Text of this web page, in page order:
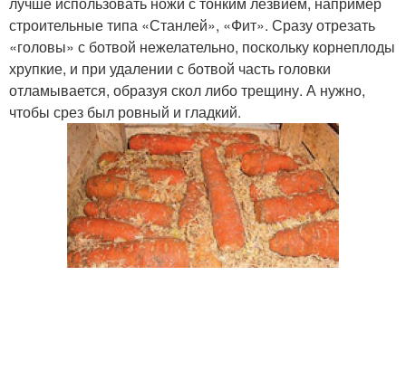
строительные типа «Станлей», «Фит». Сразу отрезать
«головы» с ботвой нежелательно, поскольку корнеплоды
хрупкие, и при удалении с ботвой часть головки
отламывается, образуя скол либо трещину. А нужно,
чтобы срез был ровный и гладкий.